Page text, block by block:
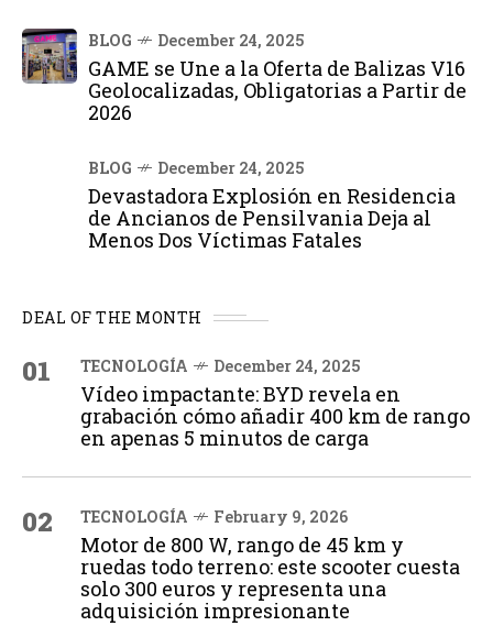
BLOG December 24, 2025
GAME se Une a la Oferta de Balizas V16
Geolocalizadas, Obligatorias a Partir de
2026
BLOG December 24, 2025
Devastadora Explosión en Residencia
de Ancianos de Pensilvania Deja al
Menos Dos Víctimas Fatales
DEAL OF THE MONTH
01 TECNOLOGÍA December 24, 2025
Vídeo impactante: BYD revela en
grabación cómo añadir 400 km de rango
en apenas 5 minutos de carga
02 TECNOLOGÍA February 9, 2026
Motor de 800 W, rango de 45 km y
ruedas todo terreno: este scooter cuesta
solo 300 euros y representa una
adquisición impresionante